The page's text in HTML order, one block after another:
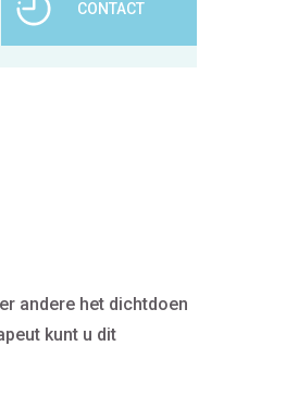
CONTACT
andere het dichtdoen
kunt u dit